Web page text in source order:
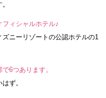
ィシャルホテル♪
ニーリゾートの公認ホテルの1
6つあります。
ず。